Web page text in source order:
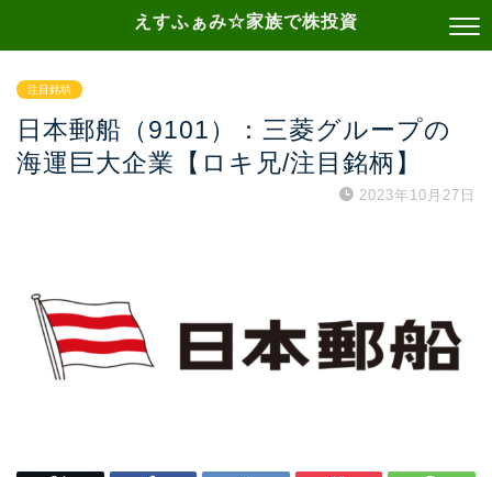
えすふぁみ☆家族で株投資
注目銘柄
日本郵船（9101）：三菱グループの
海運巨大企業【ロキ兄/注目銘柄】
2023年10月27日